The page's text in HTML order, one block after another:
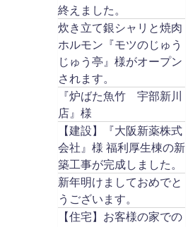
終えました。
炊き立て銀シャリと焼肉
ホルモン『モツのじゅう
じゅう亭』様がオープン
されます。
『炉ばた魚竹 宇部新川
店』様
【建設】『大阪新薬株式
会社』様 福利厚生棟の新
築工事が完成しました。
新年明けましておめでと
うございます。
【住宅】お客様の家での